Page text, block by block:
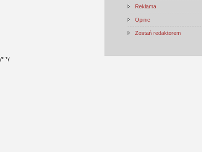
Reklama
Opinie
Zostań redaktorem
/* */